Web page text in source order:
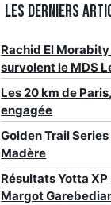
Les derniers
Rachid El
survolent le MDS
Les 20 km de
engagée
Golden Trail
Madère
Résultats Yotta
Margot